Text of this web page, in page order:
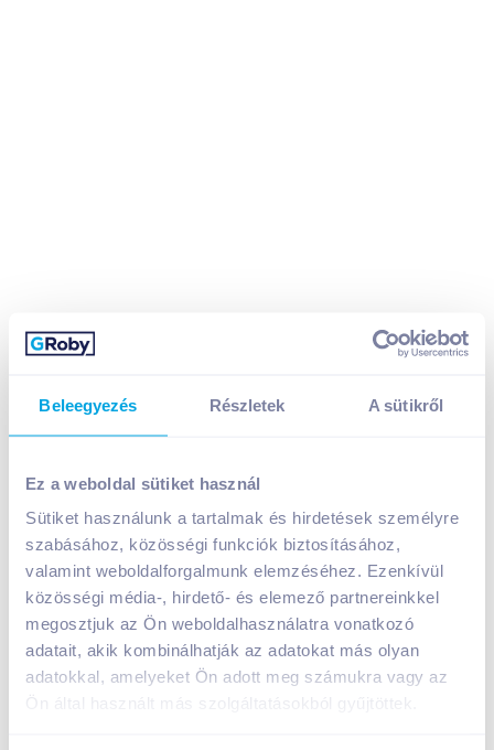
Beleegyezés Részletek A sütikről
Ez a weboldal sütiket használ
Sütiket használunk a tartalmak és hirdetések személyre
szabásához, közösségi funkciók biztosításához,
valamint weboldalforgalmunk elemzéséhez. Ezenkívül
közösségi média-, hirdető- és elemező partnereinkkel
megosztjuk az Ön weboldalhasználatra vonatkozó
adatait, akik kombinálhatják az adatokat más olyan
adatokkal, amelyeket Ön adott meg számukra vagy az
Egységár: 3 995
Nettó eladási ár: 629 Ft /db(27% áfa)
Kosárba
1 karton = 25 db
+1 karton a kosárba